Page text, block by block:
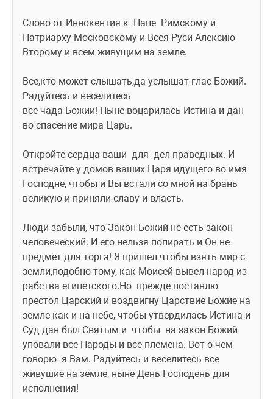
Слово от Иннокентия к  Папе  Римскому и
Патриарху Московскому и Всея Руси Алексию
Второму и всем живущим на земле.
Все,кто может слышать,да услышат глас Божий.
Радуйтесь и веселитесь
все чада Божии! Ныне воцарилась Истина и дан
во спасение мира Царь.
Откройте сердца ваши  для  дел праведных. И
встречайте у домов ваших Царя идущего во имя
Господне, чтобы и Вы встали со мной на брань
великую и приняли славу и власть.
Люди забыли, что Закон Божий не есть закон
человеческий. И его нельзя попирать и Он не
предмет для торга! Я пришел чтобы взять мир с
земли,подобно тому, как Моисей вывел народ из
рабства египетского.Но  прежде поставлю
престол Царский и воздвигну Царствие Божие на
земле как и на небе, чтобы утвердилась Истина и
Суд дан был Святым и  чтобы  на закон Божий
уповали все Народы и все племена. Вот о чем
говорю  я Вам. Радуйтесь и веселитесь все
живушие на земле, ныне День Господень для
исполнения!